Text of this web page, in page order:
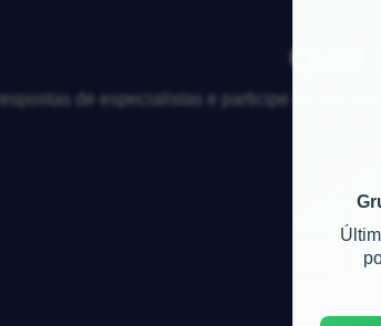
Qual
de especialistas e participe da